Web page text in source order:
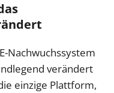
Nachwuchssystem
verändert
einzige Plattform,